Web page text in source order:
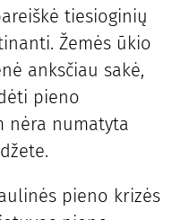
tiesioginių
Žemės ūkio
anksčiau sakė,
pieno
nėra numatyta
pieno krizės